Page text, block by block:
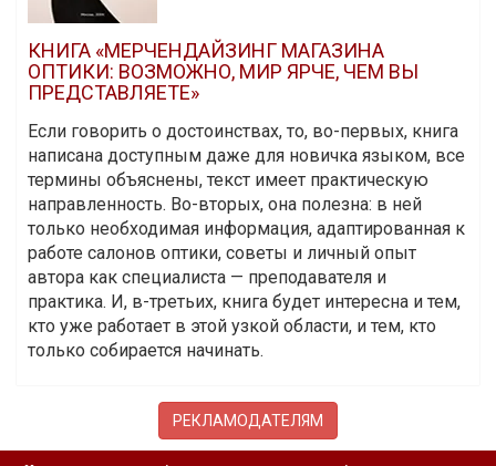
КНИГА «МЕРЧЕНДАЙЗИНГ МАГАЗИНА
ОПТИКИ: ВОЗМОЖНО, МИР ЯРЧЕ, ЧЕМ ВЫ
ПРЕДСТАВЛЯЕТЕ»
Если говорить о достоинствах, то, во-первых, книга
написана доступным даже для новичка языком, все
термины объяснены, текст имеет практическую
направленность. Во-вторых, она полезна: в ней
только необходимая информация, адаптированная к
работе салонов оптики, советы и личный опыт
автора как специалиста — преподавателя и
практика. И, в-третьих, книга будет интересна и тем,
кто уже работает в этой узкой области, и тем, кто
только собирается начинать.
РЕКЛАМОДАТЕЛЯМ